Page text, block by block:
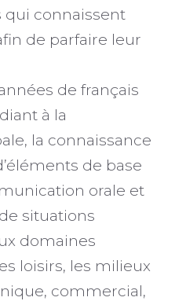
qui connaissent
de parfaire leur
de français
à la
la connaissance
de base
orale et
situations
domaines
loisirs, les milieux
commercial,